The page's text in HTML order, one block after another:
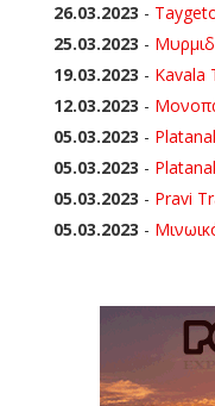
26.03.2023 -
25.03.2023 -
19.03.2023 - Kavala
12.03.2023 -
05.03.2023 -
05.03.2023 -
05.03.2023 - Pravi
05.03.2023 -